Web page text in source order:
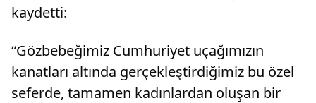
kaydetti:
“Gözbebeğimiz Cumhuriyet uçağımızın
kanatları altında gerçekleştirdiğimiz bu özel
seferde, tamamen kadınlardan oluşan bir